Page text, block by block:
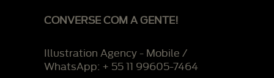
CONVERSE COM A GENTE!
Illustration Agency - Mobile /
WhatsApp: + 55 11 99605-7464